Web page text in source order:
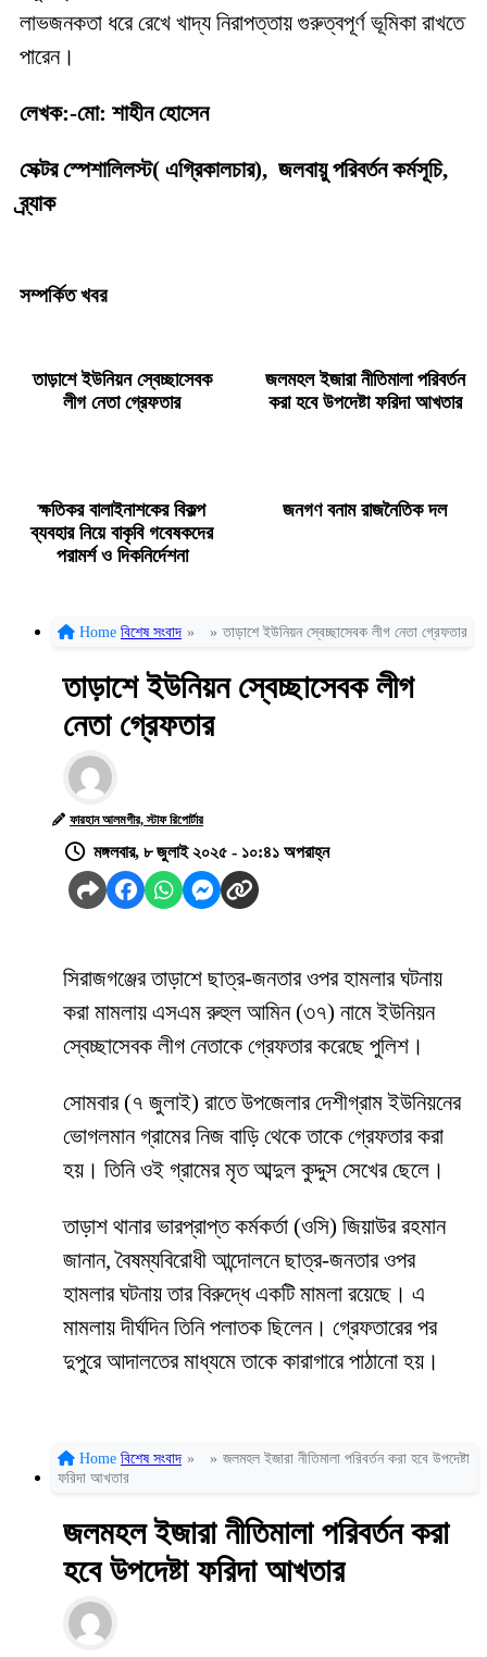
লাভজনকতা ধরে রেখে খাদ্য নিরাপত্তায় গুরুত্বপূর্ণ ভূমিকা রাখতে
পারেন।
লেখক:-মো: শাহীন হোসেন
সেক্টর স্পেশালিলস্ট( এগ্রিকালচার), জলবায়ু পরিবর্তন কর্মসূচি,
ব্র্যাক
সম্পর্কিত খবর
তাড়াশে ইউনিয়ন স্বেচ্ছাসেবক
লীগ নেতা গ্রেফতার
জলমহল ইজারা নীতিমালা পরিবর্তন
করা হবে উপদেষ্টা ফরিদা আখতার
ক্ষতিকর বালাইনাশকের বিকল্প
ব্যবহার নিয়ে বাকৃবি গবেষকদের
পরামর্শ ও দিকনির্দেশনা
জনগণ বনাম রাজনৈতিক দল
Home বিশেষ সংবাদ » » তাড়াশে ইউনিয়ন স্বেচ্ছাসেবক লীগ নেতা গ্রেফতার
তাড়াশে ইউনিয়ন স্বেচ্ছাসেবক লীগ
নেতা গ্রেফতার
ফারহান আলমগীর, স্টাফ রিপোর্টার
মঙ্গলবার, ৮ জুলাই ২০২৫ - ১০:৪১ অপরাহ্ন
সিরাজগঞ্জের তাড়াশে ছাত্র-জনতার ওপর হামলার ঘটনায়
করা মামলায় এসএম রুহুল আমিন (৩৭) নামে ইউনিয়ন
স্বেচ্ছাসেবক লীগ নেতাকে গ্রেফতার করেছে পুলিশ।
সোমবার (৭ জুলাই) রাতে উপজেলার দেশীগ্রাম ইউনিয়নের
ভোগলমান গ্রামের নিজ বাড়ি থেকে তাকে গ্রেফতার করা
হয়। তিনি ওই গ্রামের মৃত আব্দুল কুদ্দুস সেখের ছেলে।
তাড়াশ থানার ভারপ্রাপ্ত কর্মকর্তা (ওসি) জিয়াউর রহমান
জানান, বৈষম্যবিরোধী আন্দোলনে ছাত্র-জনতার ওপর
হামলার ঘটনায় তার বিরুদ্ধে একটি মামলা রয়েছে। এ
মামলায় দীর্ঘদিন তিনি পলাতক ছিলেন। গ্রেফতারের পর
দুপুরে আদালতের মাধ্যমে তাকে কারাগারে পাঠানো হয়।
Home বিশেষ সংবাদ » » জলমহল ইজারা নীতিমালা পরিবর্তন করা হবে উপদেষ্টা
ফরিদা আখতার
জলমহল ইজারা নীতিমালা পরিবর্তন করা
হবে উপদেষ্টা ফরিদা আখতার